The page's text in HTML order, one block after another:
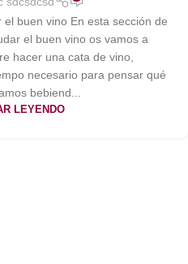
buen vino En esta sección de
el buen vino os vamos a
hacer una cata de vino,
necesario para pensar qué
bebiend...
LEYENDO